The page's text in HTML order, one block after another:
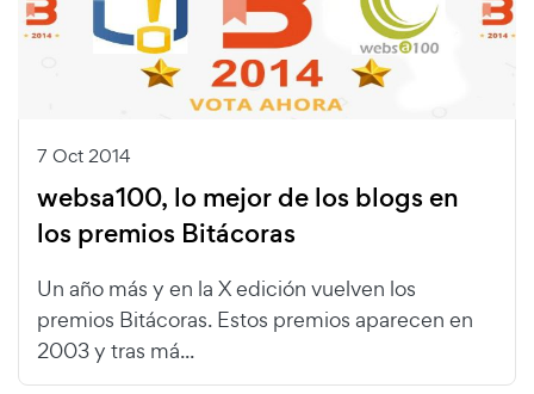
7 Oct 2014
websa100, lo mejor de los blogs en
los premios Bitácoras
Un año más y en la X edición vuelven los
premios Bitácoras. Estos premios aparecen en
2003 y tras má...